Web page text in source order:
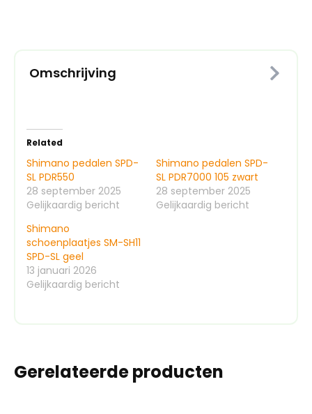
Omschrijving
Related
Shimano pedalen SPD-
SL PDR550
28 september 2025
Gelijkaardig bericht
Shimano pedalen SPD-
SL PDR7000 105 zwart
28 september 2025
Gelijkaardig bericht
Shimano
schoenplaatjes SM-SH11
SPD-SL geel
13 januari 2026
Gelijkaardig bericht
Gerelateerde producten